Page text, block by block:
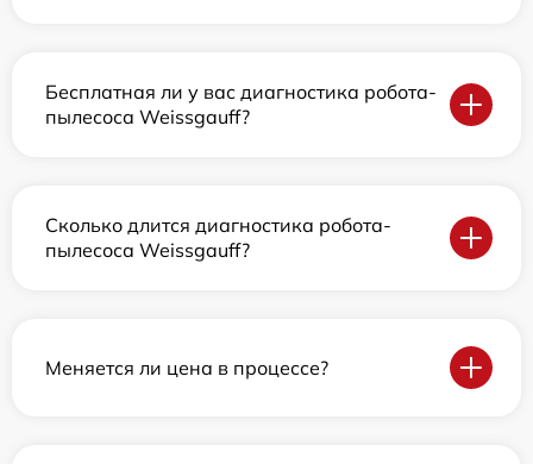
Бесплатная ли у вас диагностика робота-
пылесоса Weissgauff?
Сколько длится диагностика робота-
пылесоса Weissgauff?
Меняется ли цена в процессе?